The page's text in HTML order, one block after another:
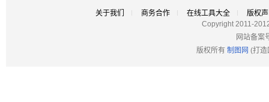
关于我们 商务合作 在线工具大全
版权
Copyright 2011-
网站备案
版权所有 制图网 (打造